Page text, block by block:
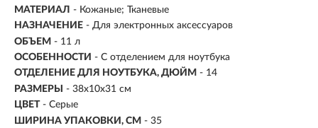
МАТЕРИАЛ - Кожаные; Тканевые
НАЗНАЧЕНИЕ - Для электронных аксессуаров
ОБЪЕМ - 11 л
ОСОБЕННОСТИ - С отделением для ноутбука
ОТДЕЛЕНИЕ ДЛЯ НОУТБУКА, ДЮЙМ - 14
РАЗМЕРЫ
- 38x10x31 см
ЦВЕТ - Серые
ШИРИНА УПАКОВКИ, СМ - 35